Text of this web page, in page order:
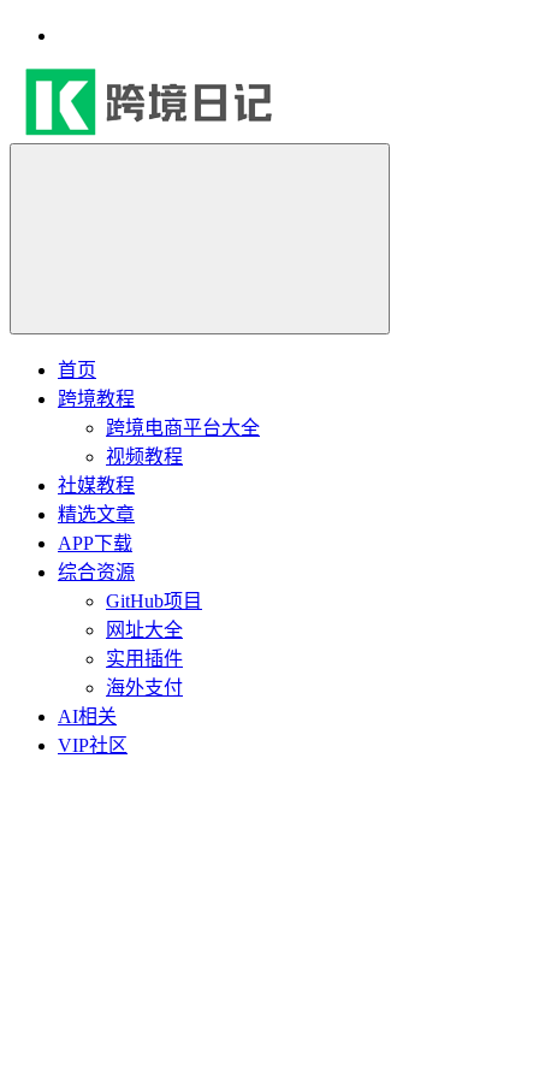
首页
跨境教程
跨境电商平台大全
视频教程
社媒教程
精选文章
APP下载
综合资源
GitHub项目
网址大全
实用插件
海外支付
AI相关
VIP社区